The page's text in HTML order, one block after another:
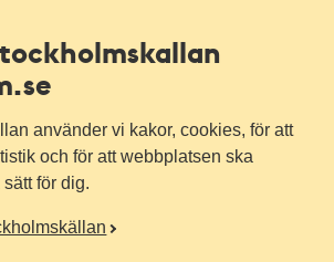
använder vi kakor, cookies, för att
och för att webbplatsen ska
för dig.